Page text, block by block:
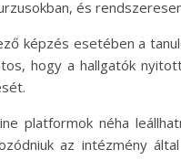
és
képzés esetében a
hogy a hallgatók
platformok néha
az intézmény